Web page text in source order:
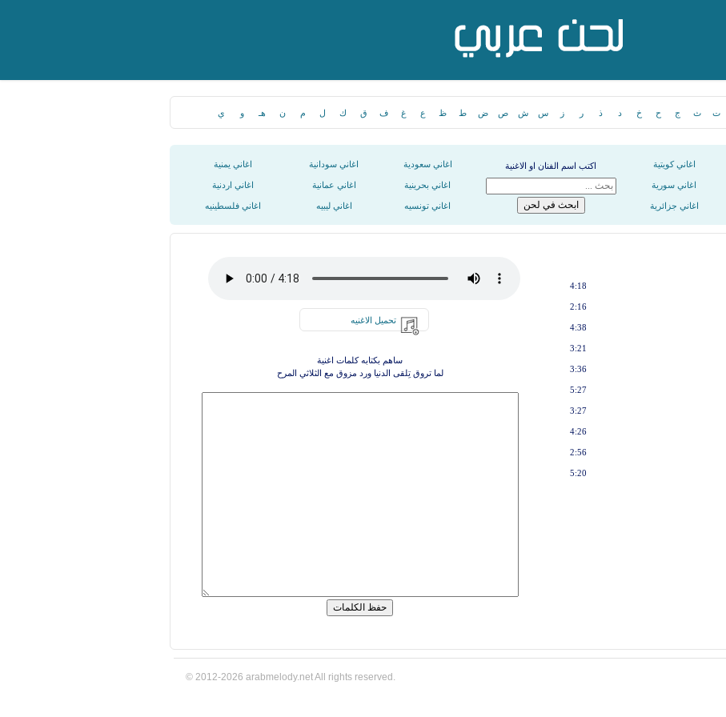
ت ث ج ح خ د ذ ر ز س ش ص ض ط ظ ع غ ف ق ك ل م ن هـ و ي
اغاني كويتية اكتب اسم الفنان او الاغنية اغاني سعودية اغاني سودانية اغاني يمنية
اغاني سورية اغاني بحرينية اغاني عمانية اغاني اردنية
اغاني جزائرية اغاني تونسيه اغاني ليبيه اغاني فلسطينيه
4:18
2:16
4:38
3:21
3:36
5:27
3:27
4:26
2:56
5:20
تحميل الاغنيه
ساهم بكتابه كلمات اغنية
لما تروق تِلقى الدنيا ورد مزوق مع الثلاثي المرح
© 2012-2026 arabmelody.net All rights reserved.